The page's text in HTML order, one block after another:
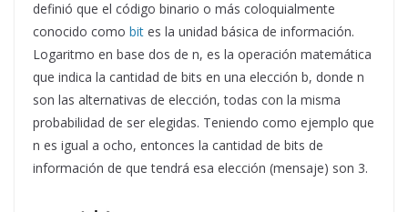
definió que el código binario o más coloquialmente
conocido como bit es la unidad básica de información.
Logaritmo en base dos de n, es la operación matemática
que indica la cantidad de bits en una elección b, donde n
son las alternativas de elección, todas con la misma
probabilidad de ser elegidas. Teniendo como ejemplo que
n es igual a ocho, entonces la cantidad de bits de
información de que tendrá esa elección (mensaje) son 3.